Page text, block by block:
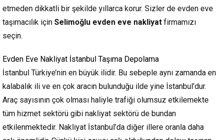
etmeden dikkatli bir şekilde yıllarca korur. Sizler de evden eve
taşımacılık için Selimoğlu evden eve nakliyat firmamızı
seçin.
Evden Eve Nakliyat İstanbul Taşıma Depolama
İstanbul Türkiye’nin en büyük ilidir. Bu sebeple aynı zamanda en
kalabalık ili ve en çok aracın bulunduğu ilde yine İstanbul’dur.
Araç sayısının çok olması haliyle trafiği olumsuz etkilemekte
tüm hizmet sektörü gibi nakliyat sektörü de bundan
etkilenmektedir. Nakliyat İstanbul’da diğer illere oranla daha